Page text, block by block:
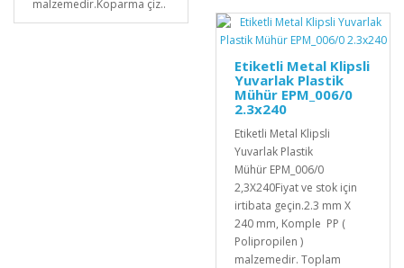
malzemedir. Koparma çiz..
Etiketli Metal Klipsli
Yuvarlak Plastik
Mühür EPM_006/0
2.3x240
Etiketli Metal Klipsli
Yuvarlak Plastik
Mühür EPM_006/0
2,3X240Fiyat ve stok için
irtibata geçin.2.3 mm X
240 mm, Komple PP (
Polipropilen )
malzemedir. Toplam